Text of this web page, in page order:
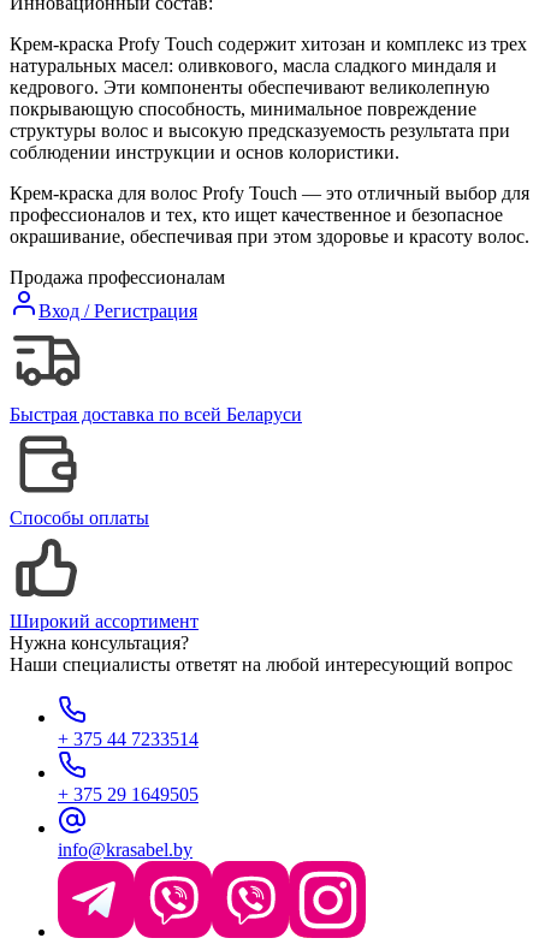
Крем-краска Profy Touch содержит хитозан и комплекс из трех
натуральных масел: оливкового, масла сладкого миндаля и
кедрового. Эти компоненты обеспечивают великолепную
покрывающую способность, минимальное повреждение
структуры волос и высокую предсказуемость результата при
соблюдении инструкции и основ колористики.
Крем-краска для волос Profy Touch — это отличный выбор для
профессионалов и тех, кто ищет качественное и безопасное
окрашивание, обеспечивая при этом здоровье и красоту волос.
Продажа профессионалам
Вход / Регистрация
Быстрая доставка по всей Беларуси
Способы оплаты
Широкий ассортимент
Нужна консультация?
Наши специалисты ответят на любой интересующий вопрос
+ 375 44 7233514
+ 375 29 1649505
info@krasabel.by